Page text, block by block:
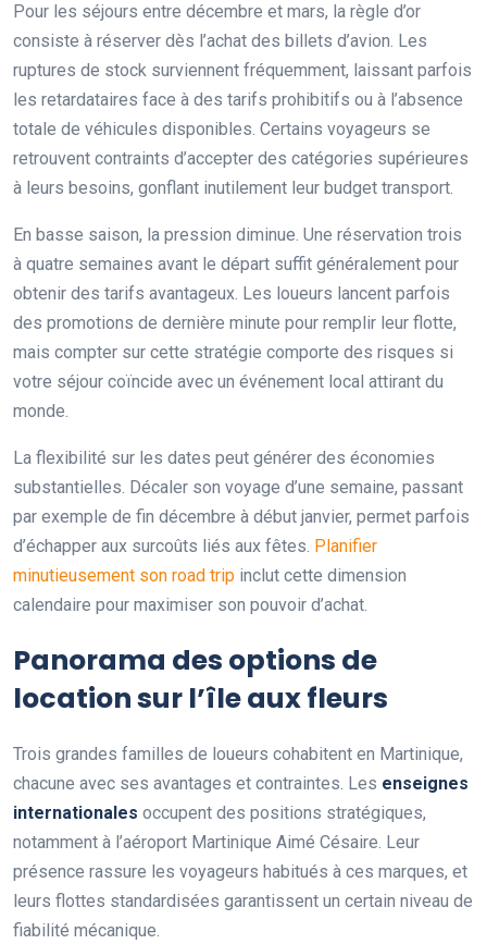
Pour les séjours entre décembre et mars, la règle d’or
consiste à réserver dès l’achat des billets d’avion. Les
ruptures de stock surviennent fréquemment, laissant parfois
les retardataires face à des tarifs prohibitifs ou à l’absence
totale de véhicules disponibles. Certains voyageurs se
retrouvent contraints d’accepter des catégories supérieures
à leurs besoins, gonflant inutilement leur budget transport.
En basse saison, la pression diminue. Une réservation trois
à quatre semaines avant le départ suffit généralement pour
obtenir des tarifs avantageux. Les loueurs lancent parfois
des promotions de dernière minute pour remplir leur flotte,
mais compter sur cette stratégie comporte des risques si
votre séjour coïncide avec un événement local attirant du
monde.
La flexibilité sur les dates peut générer des économies
substantielles. Décaler son voyage d’une semaine, passant
par exemple de fin décembre à début janvier, permet parfois
d’échapper aux surcoûts liés aux fêtes. Planifier
minutieusement son road trip inclut cette dimension
calendaire pour maximiser son pouvoir d’achat.
Panorama des options de
location sur l’île aux fleurs
Trois grandes familles de loueurs cohabitent en Martinique,
chacune avec ses avantages et contraintes. Les enseignes
internationales occupent des positions stratégiques,
notamment à l’aéroport Martinique Aimé Césaire. Leur
présence rassure les voyageurs habitués à ces marques, et
leurs flottes standardisées garantissent un certain niveau de
fiabilité mécanique.